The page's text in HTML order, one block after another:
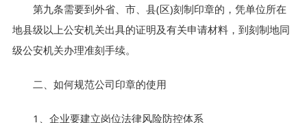
第九条需要到外省、市、县(区)刻制印章的，凭单位所在
地县级以上公安机关出具的证明及有关申请材料，到刻制地同
级公安机关办理准刻手续。
二、如何规范公司印章的使用
1、企业要建立岗位法律风险防控体系